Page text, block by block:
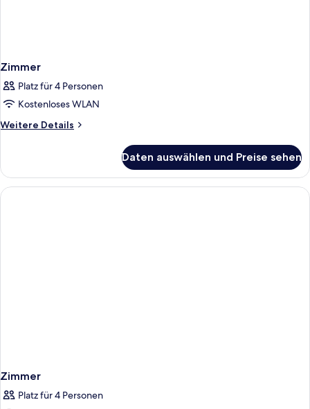
Zimmer
Platz für 4 Personen
Kostenloses WLAN
Weitere Details
Weitere
Daten auswählen und Preise sehen
Zimmer
Platz für 4 Personen